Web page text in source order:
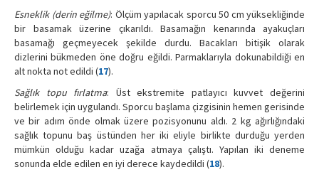
Esneklik (derin eğilme): Ölçüm yapılacak sporcu 50 cm yüksekliğinde
bir basamak üzerine çıkarıldı. Basamağın kenarında ayakuçları
basamağı geçmeyecek şekilde durdu. Bacakları bitişik olarak
dizlerini bükmeden öne doğru eğildi. Parmaklarıyla dokunabildiği en
alt nokta not edildi (17).
Sağlık topu fırlatma: Üst ekstremite patlayıcı kuvvet değerini
belirlemek için uygulandı. Sporcu başlama çizgisinin hemen gerisinde
ve bir adım önde olmak üzere pozisyonunu aldı. 2 kg ağırlığındaki
sağlık topunu baş üstünden her iki eliyle birlikte durduğu yerden
mümkün olduğu kadar uzağa atmaya çalıştı. Yapılan iki deneme
sonunda elde edilen en iyi derece kaydedildi (18).